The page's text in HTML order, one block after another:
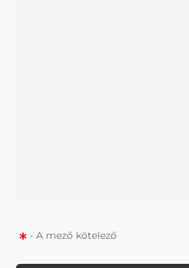
- A mező kötelező